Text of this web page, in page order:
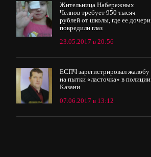
Жительница Набережных
Челнов требует 950 тысяч
рублей от школы, где ее дочери
повредили глаз
23.05.2017 в 20:56
ЕСПЧ зарегистрировал жалобу
на пытки «ласточка» в полиции
Казани
07.06.2017 в 13:12